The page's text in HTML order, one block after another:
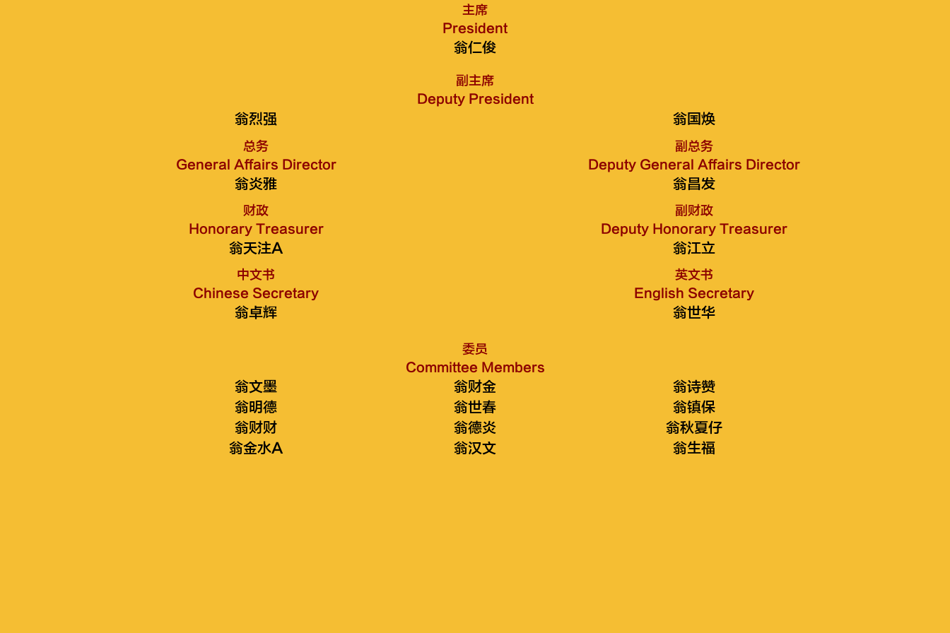
主席
President
翁仁俊
副主席
Deputy President
翁烈强
总务
General Affairs Director
翁炎雅
财政
Honorary Treasurer
翁天注A
中文书
Chinese Secretary
翁卓辉
翁国焕
副总务
Deputy General Affairs Director
翁昌发
副财政
Deputy Honorary Treasurer
翁江立
英文书
English Secretary
翁世华
委员
Committee Members
翁文墨 翁财金
翁诗赞
翁明德
翁世春
翁镇保
翁财财
翁德炎
翁秋夏仔
翁金水A
翁汉文 翁生福